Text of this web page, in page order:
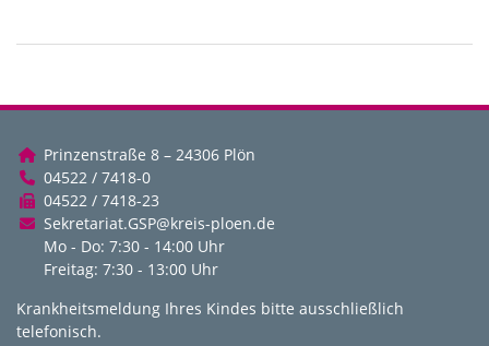
Prinzenstraße 8 – 24306 Plön
04522 / 7418-0
04522 / 7418-23
Sekretariat.GSP@kreis-ploen.de
Mo - Do: 7:30 - 14:00 Uhr
Freitag: 7:30 - 13:00 Uhr
Krankheitsmeldung Ihres Kindes bitte ausschließlich
telefonisch.